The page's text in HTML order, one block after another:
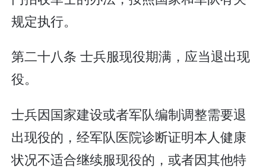
规定执行。
第二十八条 士兵服现役期满，应当退出现
役。
士兵因国家建设或者军队编制调整需要退
出现役的，经军队医院诊断证明本人健康
状况不适合继续服现役的，或者因其他特